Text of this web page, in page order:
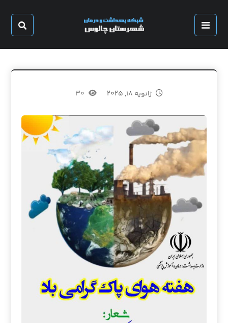
ژانویه ۱۸, ۲۰۲۵ ۳۰